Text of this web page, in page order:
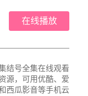
在线播放
结号全集在线观看
源，可用优酷、爱
西瓜影音等手机云